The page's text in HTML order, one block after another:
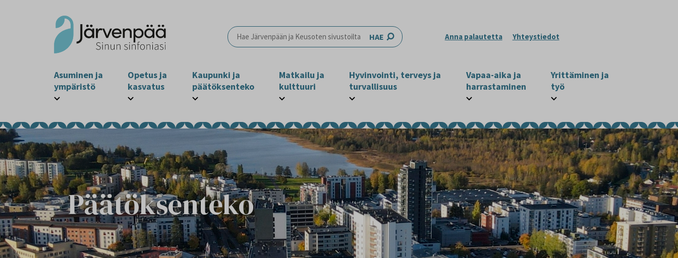
HAE Anna palautetta Yhteystiedot
Asuminen ja
ympäristö
Opetus ja
kasvatus
Kaupunki ja
päätöksenteko
Matkailu ja
kulttuuri
Hyvinvointi, terveys ja
turvallisuus
Vapaa-aika ja
harrastaminen
Yrittäminen ja
työ
Päätöksenteko